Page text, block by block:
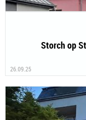
Storch op
26.09.25